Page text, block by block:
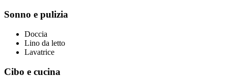
Sonno e pulizia
Doccia
Lino da letto
Lavatrice
Cibo e cucina